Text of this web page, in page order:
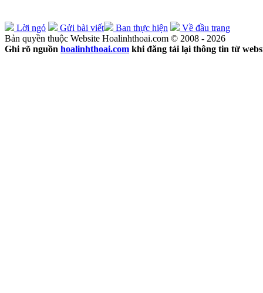
Lời ngỏ Gửi bài viết Ban thực hiện
Về đầu trang
Bản quyền thuộc Website Hoalinhthoai.com © 2008 - 2026
Ghi rõ nguồn hoalinhthoai.com khi đăng tải lại thông tin từ